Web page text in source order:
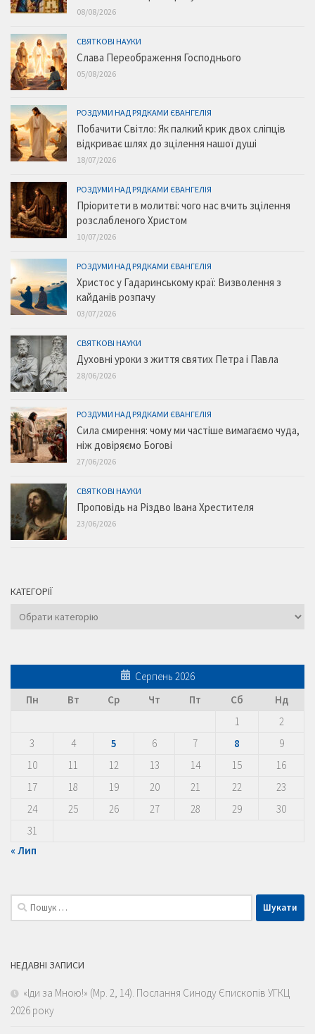
08/08/2026
СВЯТКОВІ НАУКИ
Слава Переображення Господнього
05/08/2026
РОЗДУМИ НАД РЯДКАМИ ЄВАНГЕЛІЯ
Побачити Світло: Як палкий крик двох сліпців
відкриває шлях до зцілення нашої душі
18/07/2026
РОЗДУМИ НАД РЯДКАМИ ЄВАНГЕЛІЯ
Пріоритети в молитві: чого нас вчить зцілення
розслабленого Христом
10/07/2026
РОЗДУМИ НАД РЯДКАМИ ЄВАНГЕЛІЯ
Христос у Гадаринському краї: Визволення з
кайданів розпачу
03/07/2026
СВЯТКОВІ НАУКИ
Духовні уроки з життя святих Петра і Павла
28/06/2026
РОЗДУМИ НАД РЯДКАМИ ЄВАНГЕЛІЯ
Сила смирення: чому ми частіше вимагаємо чуда,
ніж довіряємо Богові
27/06/2026
СВЯТКОВІ НАУКИ
Проповідь на Різдво Івана Хрестителя
23/06/2026
КАТЕГОРІЇ
Категорії
Серпень 2026
Пн
Вт Ср Чт Пт Сб
Нд
1
2
3
4 5 6 7 8
9
10
11 12 13 14 15
16
17
18 19 20 21 22
23
24
25 26 27 28 29
30
31
« Лип
Пошук:
НЕДАВНІ ЗАПИСИ
«Іди за Мною!» (Мр. 2, 14). Послання Синоду Єпископів УГКЦ
2026 року